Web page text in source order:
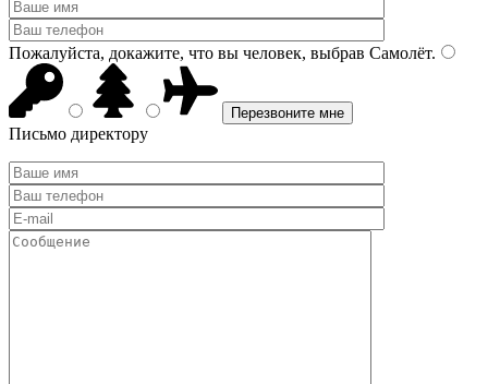
Пожалуйста, докажите, что вы человек, выбрав Самолёт.
Письмо директору